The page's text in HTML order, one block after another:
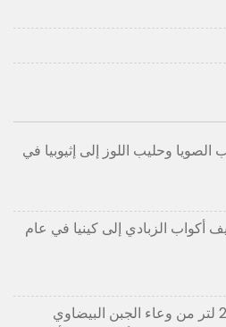
الصويا وحليب اللوز إلى إثيوبيا في
أكواب الزبادي إلى كينيا في عام
تم تعبئة 2000 لتر من وعاء الجبن البيضاوي